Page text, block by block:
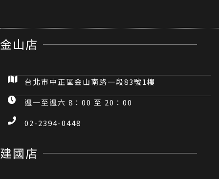
金山店
台北市中正區金山南路一段83號1樓
週一至週六 8：00 至 20：00
02-2394-0448
建國店